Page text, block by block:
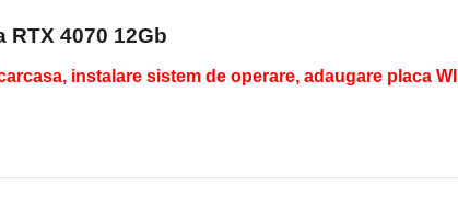
4070 12Gb
instalare sistem de operare, adaugare placa